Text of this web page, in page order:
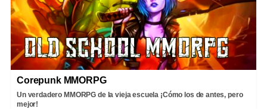
Corepunk MMORPG
Un verdadero MMORPG de la vieja escuela ¡Cómo los de antes, pero
mejor!